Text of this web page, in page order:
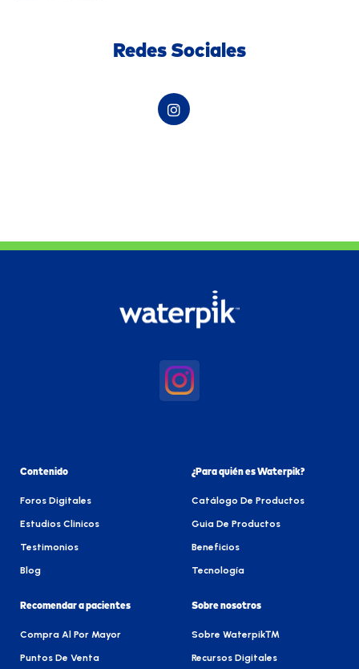
Redes Sociales
Contenido
Foros Digitales
Estudios Clinicos
Testimonios
Blog
¿Para quién es Waterpik?
Catálogo De Productos
Guia De Productos
Beneficios
Tecnología
Recomendar a pacientes
Compra Al Por Mayor
Puntos De Venta
Sobre nosotros
Sobre Waterpik™
Recursos Digitales